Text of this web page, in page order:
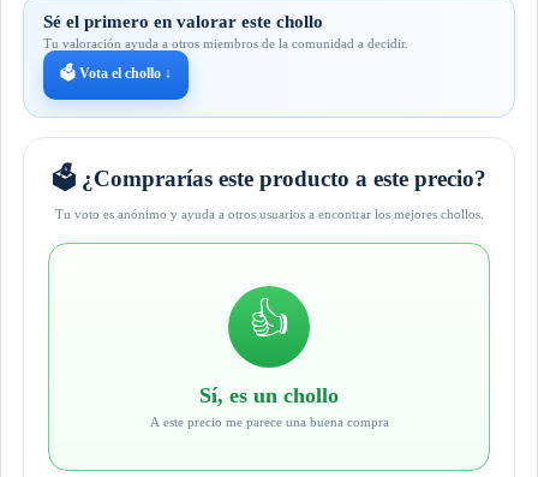
Sé el primero en valorar este chollo
Tu valoración ayuda a otros miembros de la comunidad a decidir.
🗳️ Vota el chollo ↓
🗳️ ¿Comprarías este producto a este precio?
Tu voto es anónimo y ayuda a otros usuarios a encontrar los mejores chollos.
👍
Sí, es un chollo
A este precio me parece una buena compra